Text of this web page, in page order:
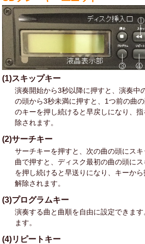
(1)スキップキー
演奏開始から3秒以降に押すと、演奏中
の頭から3秒未満に押すと、1つ前の曲
のキーを押し続けると早戻しになり、
除されます。
(2)サーチキー
サーチキーを押すと、次の曲の頭にス
曲で押すと、ディスク最初の曲の頭に
を押し続けると早送りになり、キーか
解除されます。
(3)プログラムキー
演奏する曲と曲順を自由に設定できま
ます。
(4)リピートキー